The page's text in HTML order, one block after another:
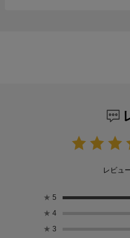
レビュ
★ 5
★ 4
★ 3